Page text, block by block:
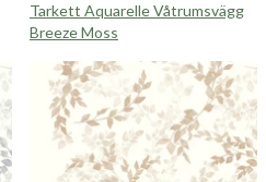
Tarkett Aquarelle Våtrumsvägg
Breeze Moss